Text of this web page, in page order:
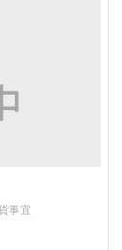
事宜